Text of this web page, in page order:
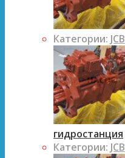
Категории: JCB
гидростанция
Категории: JCB